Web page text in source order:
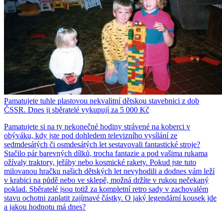
Pamatujete tuhle plastovou nekvalitní dětskou stavebnici z dob
ČSSR. Dnes ji sběratelé vykupují za 5 000 Kč
Pamatujete si na ty nekonečné hodiny strávené na koberci v
obýváku, kdy jste pod dohledem televizního vysílání ze
sedmdesátých či osmdesátých let sestavovali fantastické stroje?
Stačilo pár barevných dílků, trocha fantazie a pod vašima rukama
ožívaly traktory, jeřáby nebo kosmické rakety. Pokud jste tuto
milovanou hračku našich dětských let nevyhodili a dodnes vám leží
v krabici na půdě nebo ve sklepě, možná držíte v rukou nečekaný
poklad. Sběratelé jsou totiž za kompletní retro sady v zachovalém
stavu ochotni zaplatit zajímavé částky. O jaký legendární kousek jde
a jakou hodnotu má dnes?